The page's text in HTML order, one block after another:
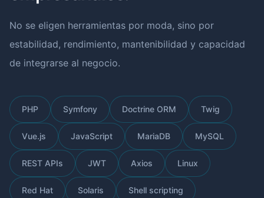
No se eligen herramientas por moda, sino por
estabilidad, rendimiento, mantenibilidad y capacidad
de integrarse al negocio.
PHP Symfony Doctrine ORM Twig
Vue.js JavaScript MariaDB MySQL
REST APIs JWT Axios Linux
Red Hat Solaris Shell scripting